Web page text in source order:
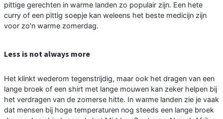
pittige gerechten in warme landen zo populair zijn. Een hete
curry of een pittig soepje kan weleens het beste medicijn zijn
voor zo'n warme zomerdag.
Less is not always more
Het klinkt wederom tegenstrijdig, maar ook het dragen van een
lange broek of een shirt met lange mouwen kan zeker helpen bij
het verdragen van de zomerse hitte. In warme landen zie je vaak
dat mensen bij hoge temperaturen nog steeds een lange broek